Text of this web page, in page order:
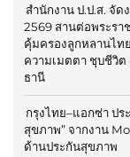
สำนักงาน ป.ป.ส. จั
2569 สานต่อพระร
คุ้มครองลูกหลานไท
ความเมตตา ชุบชีวิ
ธานี
กรุงไทย–แอกซ่า ปร
สุขภาพ” จากงาน
ด้านประกันสุขภาพ